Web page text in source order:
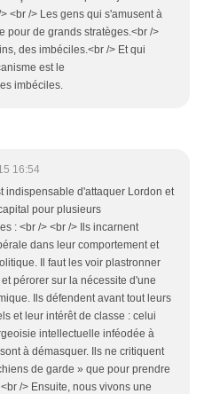
<br /> Les gens qui s'amusent à
pour de grands stratèges.<br />
des imbéciles.<br /> Et qui
est le
imbéciles.
16:54
indispensable d'attaquer Lordon et
pour plusieurs
: <br /> <br /> Ils incarnent
dans leur comportement et
Il faut les voir plastronner
pérorer sur la nécessite d'une
Ils défendent avant tout leurs
et leur intérêt de classe : celui
intellectuelle inféodée à
à démasquer. Ils ne critiquent
de garde » que pour prendre
/> Ensuite, nous vivons une